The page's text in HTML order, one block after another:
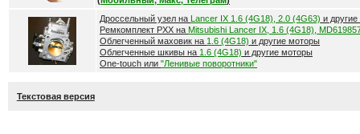
Дроссельный узел на Lancer IX 1.6 (4G18), 2.0 (4G63) и
Ремкомплект РХХ на Mitsubishi Lancer IX, 1.6 (4G18),
Облегченный маховик на 1.6 (4G18) и другие моторы
Облегченные шкивы на 1.6 (4G18) и другие моторы
One-touch или "Ленивые поворотники"
Текстовая версия